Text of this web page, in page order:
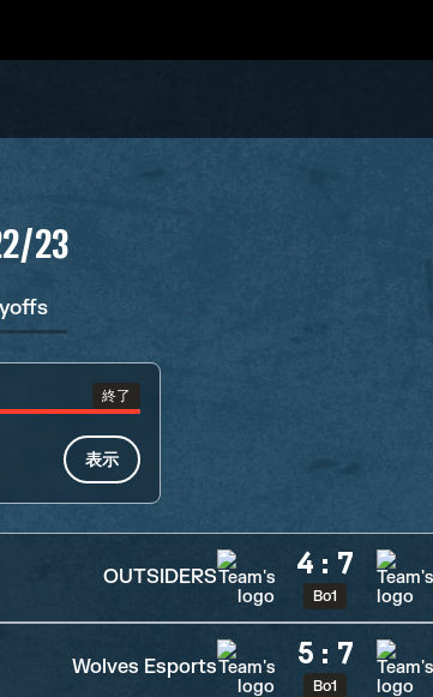
23
終了
表示
OUTSIDERS 4 : 7
Bo1
Wolves Esports 5 : 7
Bo1